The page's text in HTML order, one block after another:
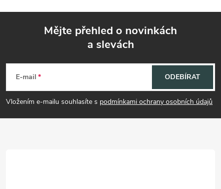
p
a
Mějte přehled o novinkách
a slevách
E-mail
Vložením e-mailu souhlasíte s podmínkami ochrany osobních údajů
ODEBÍRAT